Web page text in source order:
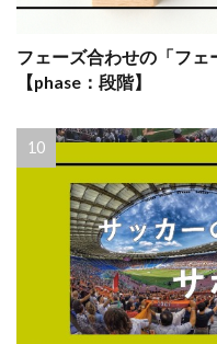
フェーズ合わせの「フ
【phase：段階】